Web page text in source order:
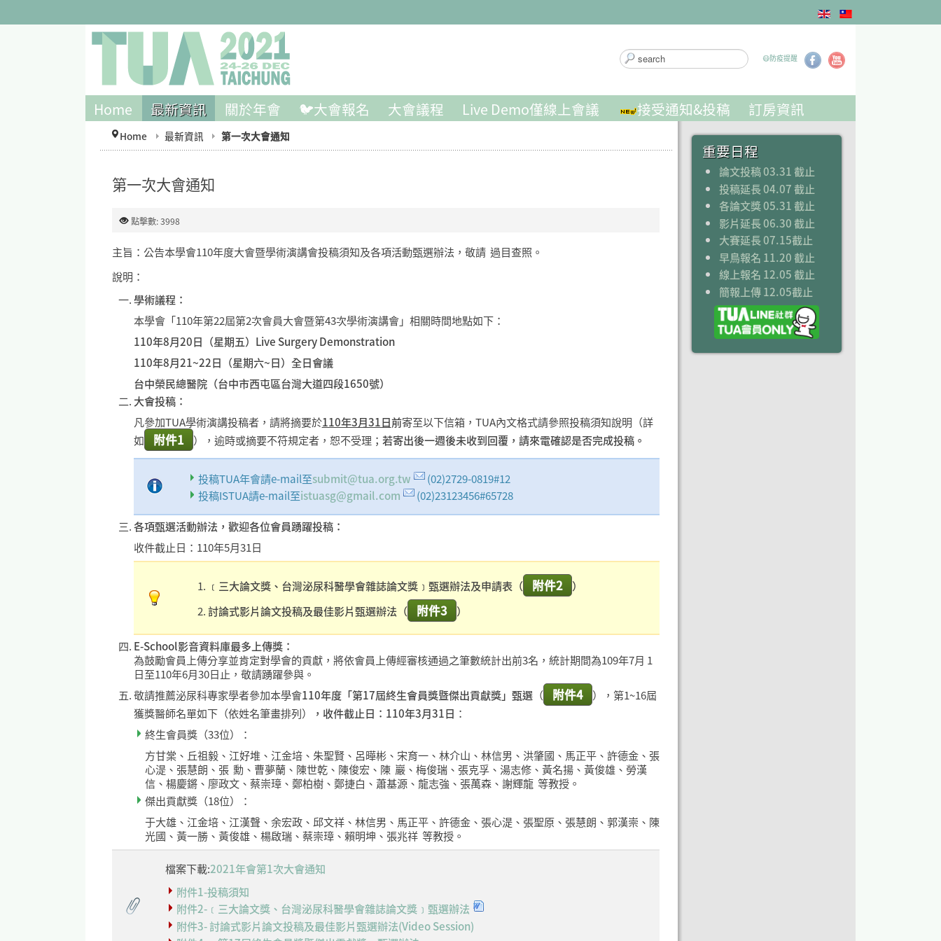
搜
尋...
😷防疫提醒
Home 最新資訊 關於年會 🐦大會報名 大會議程 Live Demo僅線上會議 接受通知&投稿 訂房資訊
Home 最新資訊 第一次大會通知
第一次大會通知
點擊數: 3998
主旨：公告本學會110年度大會暨學術演講會投稿須知及各項活動甄選辦法，敬請 過目查照。
說明：
學術議程：
本學會「110年第22屆第2次會員大會暨第43次學術演講會」相關時間地點如下：
110年8月20日（星期五）Live Surgery Demonstration
110年8月21~22日（星期六~日）全日會議
台中榮民總醫院（台中市西屯區台灣大道四段1650號）
大會投稿：
凡參加TUA學術演講投稿者，請將摘要於110年3月31日前寄至以下信箱，TUA內文格式請參照投稿須知說明（詳
如
附件1 ），逾時或摘要不符規定者，恕不受理； 若寄出後一週後未收到回覆，請來電確認是否完成投稿。
投稿TUA年會請e-mail至submit@tua.org.tw
(02)2729-0819#12
投稿ISTUA請e-mail至istuasg@gmail.com
(02)23123456#65728
各項甄選活動辦法，歡迎各位會員踴躍投稿：
收件截止日：110年5月31日
﹝三大論文獎、台灣泌尿科醫學會雜誌論文獎﹞甄選辦法及申請表（ 附件2
）
討論式影片論文投稿及最佳影片甄選辦法（
附件3 ）
E-School影音資料庫最多上傳獎：
為鼓勵會員上傳分享並肯定對學會的貢獻，將依會員上傳經審核通過之筆數統計出前3名，統計期間為109年7月 1
日至110年6月30日止，敬請踴躍參與。
敬請推薦泌尿科專家學者參加本學會110年度「第17屆終生會員獎暨傑出貢獻獎」甄選（ 附件4
），第1~16屆
獲獎醫師名單如下（依姓名筆畫排列）
，收件截止日：110年3月31日 ：
終生會員獎（33位）：
方甘棠、丘祖毅、江好堆、江金培、朱聖賢、呂曄彬、宋育一、林介山、林信男、洪肇國、馬正平、許德金、張
心湜、張慧朗、張 勳、曹夢蘭、陳世乾、陳俊宏、陳 巖、梅俊瑞、張克孚、湯志修、黃名揚、黃俊雄、勞漢
信、楊慶鏘、廖政文、蔡崇璋、鄭柏樹、鄭捷白、蕭基源、龍志強、張萬森、謝輝龍 等教授。
傑出貢獻獎（18位）：
于大雄、江金培、江漢聲、余宏政、邱文祥、林信男、馬正平、許德金、張心湜、張聖原、張慧朗、郭漢崇、陳
光國、黃一勝、黃俊雄、楊啟瑞、蔡崇璋、賴明坤、張兆祥 等教授。
檔案下載:2021年會第1次大會通知
附件1-投稿須知
附件2-﹝三大論文獎、台灣泌尿科醫學會雜誌論文獎﹞甄選辦法
附件3- 討論式影片論文投稿及最佳影片甄選辦法(Video Session)
重要日程
論文投稿 03.31 截止
投稿延長 04.07 截止
各論文獎 05.31 截止
影片延長 06.30 截止
大賽延長 07.15截止
早鳥報名 11.20 截止
線上報名 12.05 截止
簡報上傳 12.05截止